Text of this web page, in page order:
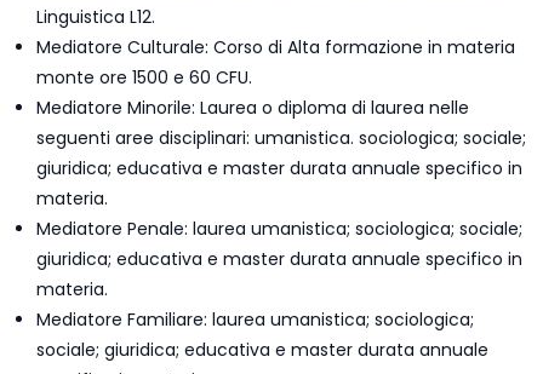
Linguistica L12.
Mediatore Culturale: Corso di Alta formazione in materia
monte ore 1500 e 60 CFU.
Mediatore Minorile: Laurea o diploma di laurea nelle
seguenti aree disciplinari: umanistica. sociologica; sociale;
giuridica; educativa e master durata annuale specifico in
materia.
Mediatore Penale: laurea umanistica; sociologica; sociale;
giuridica; educativa e master durata annuale specifico in
materia.
Mediatore Familiare: laurea umanistica; sociologica;
sociale; giuridica; educativa e master durata annuale